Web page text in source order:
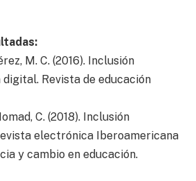
M. C. (2016). Inclusión
Revista de educación
C. (2018). Inclusión
electrónica Iberoamericana
y cambio en educación.